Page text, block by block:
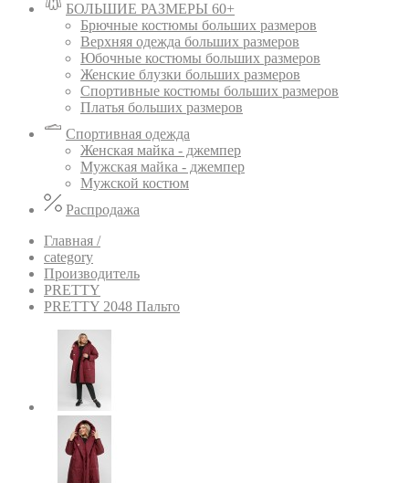
БОЛЬШИЕ РАЗМЕРЫ 60+
Брючные костюмы больших размеров
Верхняя одежда больших размеров
Юбочные костюмы больших размеров
Женские блузки больших размеров
Спортивные костюмы больших размеров
Платья больших размеров
Спортивная одежда
Женская майка - джемпер
Мужская майка - джемпер
Мужской костюм
Распродажа
Главная /
category
Производитель
PRETTY
PRETTY 2048 Пальто